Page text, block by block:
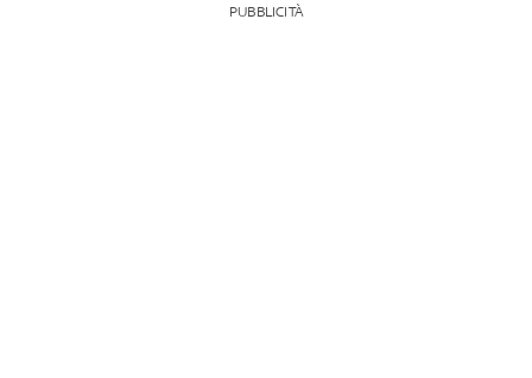
PUBBLICITÀ